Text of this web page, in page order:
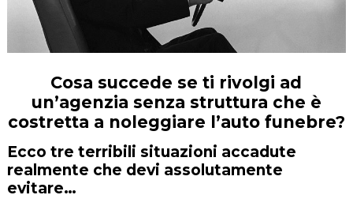
Cosa succede se ti rivolgi ad
un’agenzia senza struttura che è
costretta a noleggiare l’auto funebre?
Ecco tre terribili situazioni accadute
realmente che devi assolutamente
evitare…